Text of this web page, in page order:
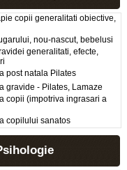
copii generalitati obiective,
nou-nascut, bebelusi
generalitati, efecte,
post natala Pilates
gravide - Pilates, Lamaze
copii (impotriva ingrasari a
copilului sanatos